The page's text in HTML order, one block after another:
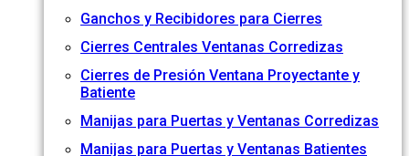
Ganchos y Recibidores para Cierres
Cierres Centrales Ventanas Corredizas
Cierres de Presión Ventana Proyectante y
Batiente
Manijas para Puertas y Ventanas Corredizas
Manijas para Puertas y Ventanas Batientes